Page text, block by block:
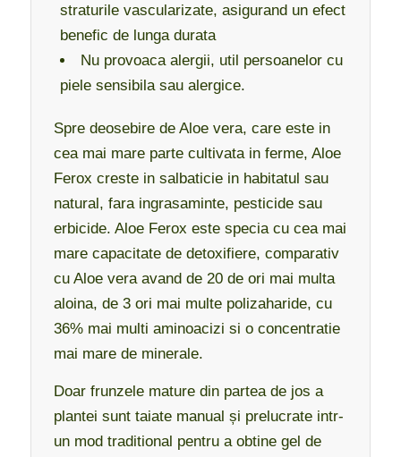
straturile vascularizate, asigurand un efect
benefic de lunga durata
Nu provoaca alergii, util persoanelor cu
piele sensibila sau alergice.
Spre deosebire de Aloe vera, care este in
cea mai mare parte cultivata in ferme, Aloe
Ferox creste in salbaticie in habitatul sau
natural, fara ingrasaminte, pesticide sau
erbicide. Aloe Ferox este specia cu cea mai
mare capacitate de detoxifiere, comparativ
cu Aloe vera avand de 20 de ori mai multa
aloina, de 3 ori mai multe polizaharide, cu
36% mai multi aminoacizi si o concentratie
mai mare de minerale.
Doar frunzele mature din partea de jos a
plantei sunt taiate manual și prelucrate intr-
un mod traditional pentru a obtine gel de